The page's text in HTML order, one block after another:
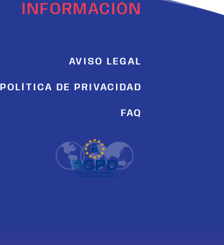
INFORMACIÓN
AVISO LEGAL
POLÍTICA DE PRIVACIDAD
FAQ